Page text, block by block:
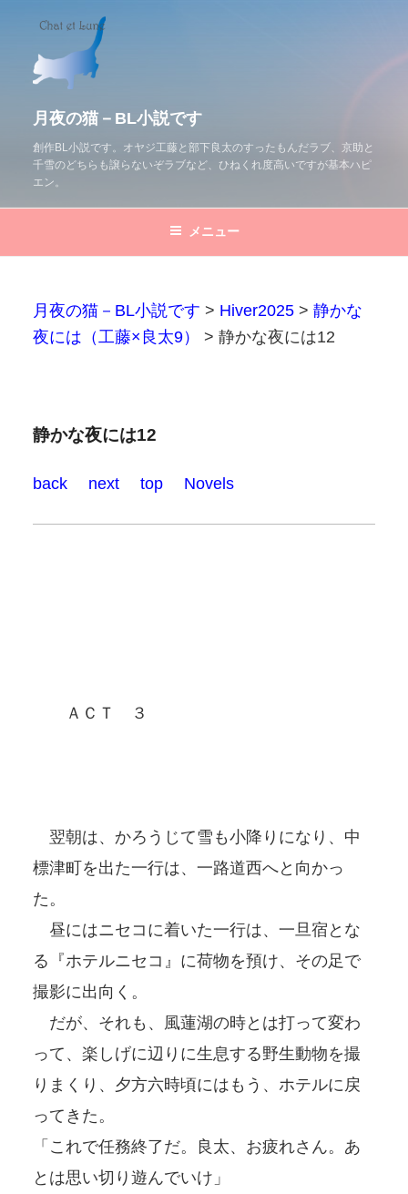
月夜の猫－BL小説です
創作BL小説です。オヤジ工藤と部下良太のすったもんだラブ、京助と
千雪のどちらも譲らないぞラブなど、ひねくれ度高いですが基本ハピ
エン。
メニュー
月夜の猫－BL小説です > Hiver2025 > 静かな
夜には（工藤×良太9）
> 静かな夜には12
静かな夜には12
back next top Novels
ＡＣＴ ３
翌朝は、かろうじて雪も小降りになり、中
標津町を出た一行は、一路道西へと向かっ
た。
昼にはニセコに着いた一行は、一旦宿とな
る『ホテルニセコ』に荷物を預け、その足で
撮影に出向く。
だが、それも、風蓮湖の時とは打って変わ
って、楽しげに辺りに生息する野生動物を撮
りまくり、夕方六時頃にはもう、ホテルに戻
ってきた。
「これで任務終了だ。良太、お疲れさん。あ
とは思い切り遊んでいけ」